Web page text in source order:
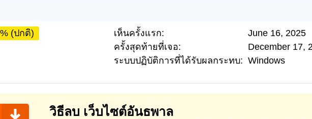
(ปกติ)
เห็นครั้งแรก:
June 16, 2025
ครั้งสุดท้ายที่เจอ:
December 17,
ระบบปฏิบัติการที่ได้รับผลกระทบ: Windows
วิธีลบ เว็บไซต์อันธพาล